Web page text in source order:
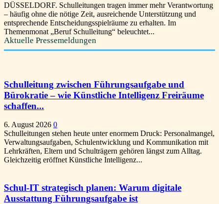
DÜSSELDORF. Schulleitungen tragen immer mehr Verantwortung
– häufig ohne die nötige Zeit, ausreichende Unterstützung und
entsprechende Entscheidungsspielräume zu erhalten. Im
Themenmonat „Beruf Schulleitung“ beleuchtet...
Aktuelle Pressemeldungen
Schulleitung zwischen Führungsaufgabe und
Bürokratie – wie Künstliche Intelligenz Freiräume
schaffen...
6. August 2026 0
Schulleitungen stehen heute unter enormem Druck: Personalmangel,
Verwaltungsaufgaben, Schulentwicklung und Kommunikation mit
Lehrkräften, Eltern und Schulträgern gehören längst zum Alltag.
Gleichzeitig eröffnet Künstliche Intelligenz...
Schul-IT strategisch planen: Warum digitale
Ausstattung Führungsaufgabe ist